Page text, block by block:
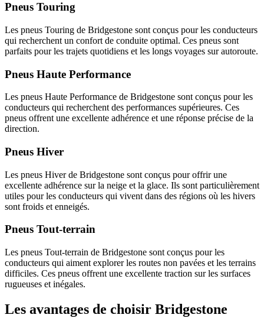
Pneus Touring
Les pneus Touring de Bridgestone sont conçus pour les conducteurs
qui recherchent un confort de conduite optimal. Ces pneus sont
parfaits pour les trajets quotidiens et les longs voyages sur autoroute.
Pneus Haute Performance
Les pneus Haute Performance de Bridgestone sont conçus pour les
conducteurs qui recherchent des performances supérieures. Ces
pneus offrent une excellente adhérence et une réponse précise de la
direction.
Pneus Hiver
Les pneus Hiver de Bridgestone sont conçus pour offrir une
excellente adhérence sur la neige et la glace. Ils sont particulièrement
utiles pour les conducteurs qui vivent dans des régions où les hivers
sont froids et enneigés.
Pneus Tout-terrain
Les pneus Tout-terrain de Bridgestone sont conçus pour les
conducteurs qui aiment explorer les routes non pavées et les terrains
difficiles. Ces pneus offrent une excellente traction sur les surfaces
rugueuses et inégales.
Les avantages de choisir Bridgestone